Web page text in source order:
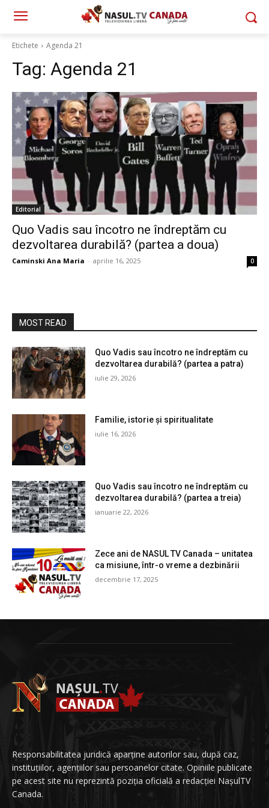
Etichete Agenda 21
Tag: Agenda 21
Editorial
Quo Vadis sau încotro ne îndreptăm cu
dezvoltarea durabilă? (partea a doua)
Caminski Ana Maria - aprilie 16, 2025 0
MOST READ
Quo Vadis sau încotro ne îndreptăm cu
dezvoltarea durabilă? (partea a patra)
iulie 29, 2026
Familie, istorie și spiritualitate
iulie 16, 2026
Quo Vadis sau încotro ne îndreptăm cu
dezvoltarea durabilă? (partea a treia)
ianuarie 22, 2026
Zece ani de NASUL TV Canada – unitatea
ca misiune, într-o vreme a dezbinării
decembrie 17, 2025
Responsabilitatea juridică aparține autorilor sau, după caz,
instituțiilor, agențiilor sau persoanelor citate. Opiniile publicate
pe acest site nu reprezintă poziția oficială a redacției NașulTV
Canada.